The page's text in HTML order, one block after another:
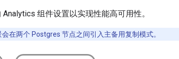
组件设置以实现性能高可用性。
在两个 Postgres 节点之间引入主备用复制模式。